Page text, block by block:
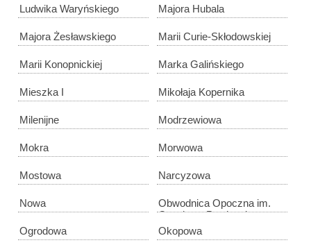
Ludwika Waryńskiego Majora Hubala
Majora Żesławskiego Marii Curie-Skłodowskiej
Marii Konopnickiej Marka Galińskiego
Mieszka I Mikołaja Kopernika
Milenijne Modrzewiowa
Mokra Morwowa
Mostowa Narcyzowa
Nowa
Obwodnica Opoczna im.
Czesława Pawlaczka
Ogrodowa
Okopowa